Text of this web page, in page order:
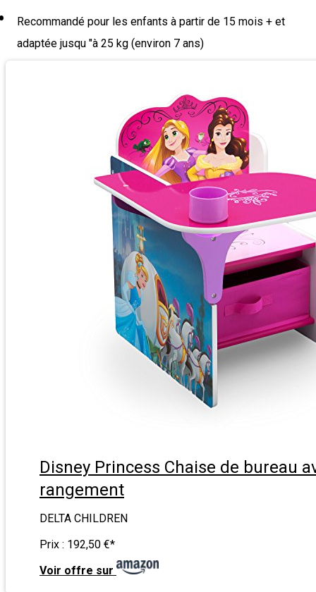
Recommandé pour les enfants à partir de 15 mois + et
adaptée jusqu "à 25 kg (environ 7 ans)
Disney Princess Chaise de bureau
rangement
DELTA CHILDREN
Prix : 192,50 €*
Voir offre sur